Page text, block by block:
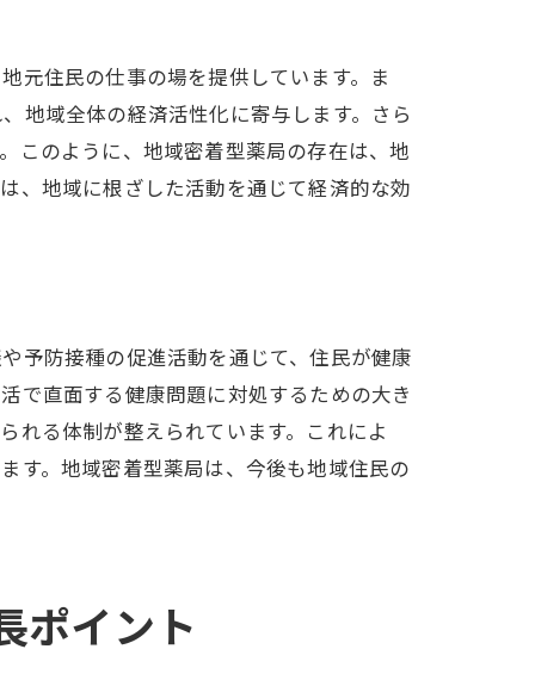
元住民の仕事の場を提供しています。ま
地域全体の経済活性化に寄与します。さら
このように、地域密着型薬局の存在は、地
、地域に根ざした活動を通じて経済的な効
予防接種の促進活動を通じて、住民が健康
で直面する健康問題に対処するための大き
れる体制が整えられています。これによ
す。地域密着型薬局は、今後も地域住民の
ポイント